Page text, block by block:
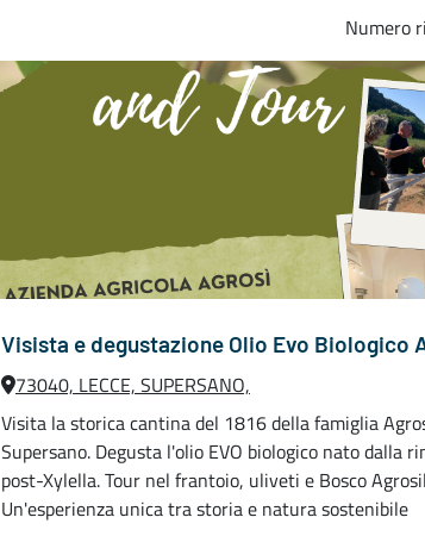
Numero
Visista e degustazione Olio Evo Biologico
73040, LECCE, SUPERSANO,
Visita la storica cantina del 1816 della famiglia
Supersano. Degusta l'olio EVO biologico nato dalla
post-Xylella. Tour nel frantoio, uliveti e Bosco
Un'esperienza unica tra storia e natura sostenibile